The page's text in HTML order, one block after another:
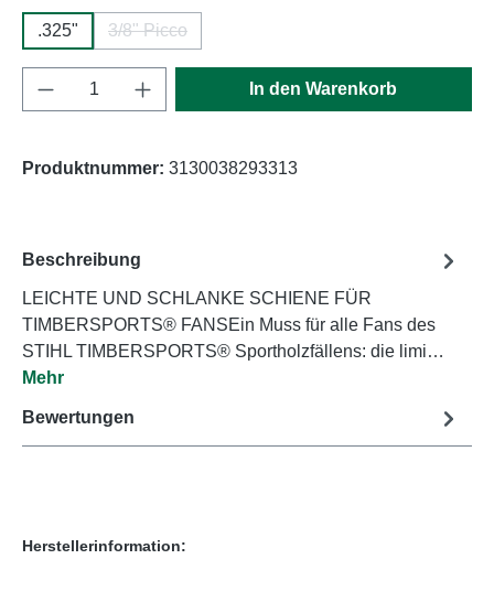
.325" 3/8" Picco
Produkt Anzahl: Gib den gewünschten
In den Warenkorb
Produktnummer: 3130038293313
Beschreibung
LEICHTE UND SCHLANKE SCHIENE FÜR
TIMBERSPORTS® FANSEin Muss für alle Fans des
STIHL TIMBERSPORTS® Sportholzfällens: die limi…
Mehr
Bewertungen
Herstellerinformation: